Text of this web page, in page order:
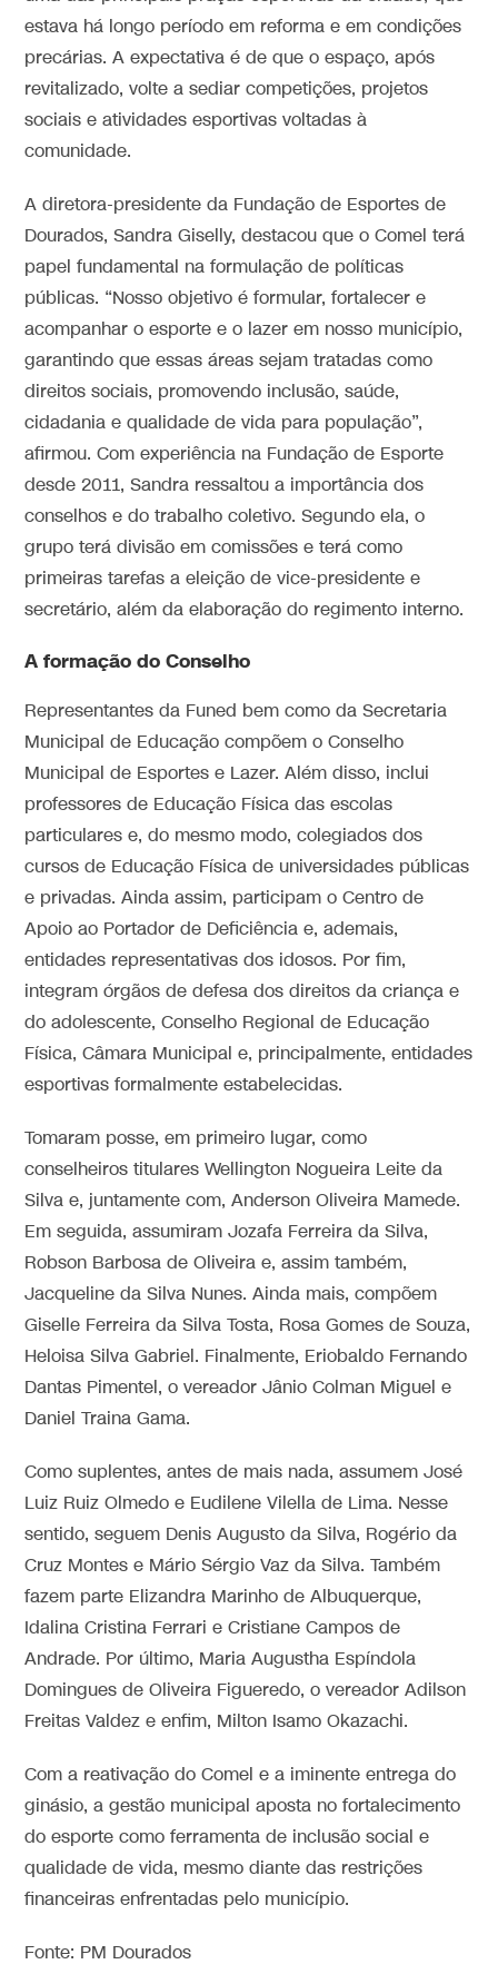
estava há longo período em reforma e em condições
precárias. A expectativa é de que o espaço, após
revitalizado, volte a sediar competições, projetos
sociais e atividades esportivas voltadas à
comunidade.
A diretora-presidente da Fundação de Esportes de
Dourados, Sandra Giselly, destacou que o Comel terá
papel fundamental na formulação de políticas
públicas. “Nosso objetivo é formular, fortalecer e
acompanhar o esporte e o lazer em nosso município,
garantindo que essas áreas sejam tratadas como
direitos sociais, promovendo inclusão, saúde,
cidadania e qualidade de vida para população”,
afirmou. Com experiência na Fundação de Esporte
desde 2011, Sandra ressaltou a importância dos
conselhos e do trabalho coletivo. Segundo ela, o
grupo terá divisão em comissões e terá como
primeiras tarefas a eleição de vice-presidente e
secretário, além da elaboração do regimento interno.
A formação do Conselho
Representantes da Funed bem como da Secretaria
Municipal de Educação compõem o Conselho
Municipal de Esportes e Lazer. Além disso, inclui
professores de Educação Física das escolas
particulares e, do mesmo modo, colegiados dos
cursos de Educação Física de universidades públicas
e privadas. Ainda assim, participam o Centro de
Apoio ao Portador de Deficiência e, ademais,
entidades representativas dos idosos. Por fim,
integram órgãos de defesa dos direitos da criança e
do adolescente, Conselho Regional de Educação
Física, Câmara Municipal e, principalmente, entidades
esportivas formalmente estabelecidas.
Tomaram posse, em primeiro lugar, como
conselheiros titulares Wellington Nogueira Leite da
Silva e, juntamente com, Anderson Oliveira Mamede.
Em seguida, assumiram Jozafa Ferreira da Silva,
Robson Barbosa de Oliveira e, assim também,
Jacqueline da Silva Nunes. Ainda mais, compõem
Giselle Ferreira da Silva Tosta, Rosa Gomes de Souza,
Heloisa Silva Gabriel. Finalmente, Eriobaldo Fernando
Dantas Pimentel, o vereador Jânio Colman Miguel e
Daniel Traina Gama.
Como suplentes, antes de mais nada, assumem José
Luiz Ruiz Olmedo e Eudilene Vilella de Lima. Nesse
sentido, seguem Denis Augusto da Silva, Rogério da
Cruz Montes e Mário Sérgio Vaz da Silva. Também
fazem parte Elizandra Marinho de Albuquerque,
Idalina Cristina Ferrari e Cristiane Campos de
Andrade. Por último, Maria Augustha Espíndola
Domingues de Oliveira Figueredo, o vereador Adilson
Freitas Valdez e enfim, Milton Isamo Okazachi.
Com a reativação do Comel e a iminente entrega do
ginásio, a gestão municipal aposta no fortalecimento
do esporte como ferramenta de inclusão social e
qualidade de vida, mesmo diante das restrições
financeiras enfrentadas pelo município.
Fonte: PM Dourados